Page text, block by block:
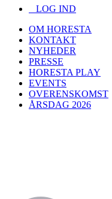
LOG IND
OM HORESTA
KONTAKT
NYHEDER
PRESSE
HORESTA PLAY
EVENTS
OVERENSKOMST
ÅRSDAG 2026